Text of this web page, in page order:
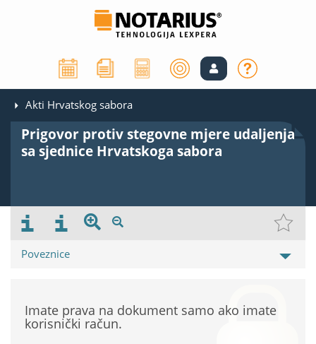
Akti Hrvatskog sabora
Prigovor protiv stegovne mjere udaljenja
sa sjednice Hrvatskoga sabora
Poveznice
Imate prava na dokument samo ako imate
korisnički račun.